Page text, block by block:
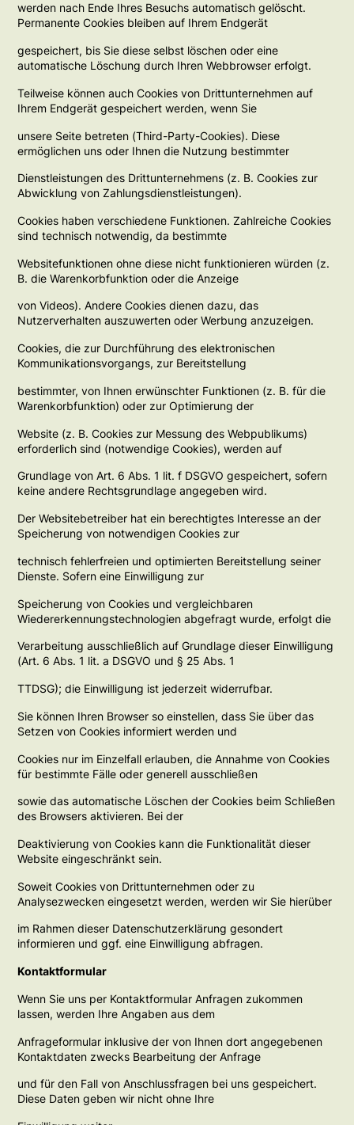
werden nach Ende Ihres Besuchs automatisch gelöscht.
Permanente Cookies bleiben auf Ihrem Endgerät
gespeichert, bis Sie diese selbst löschen oder eine
automatische Löschung durch Ihren Webbrowser erfolgt.
Teilweise können auch Cookies von Drittunternehmen auf
Ihrem Endgerät gespeichert werden, wenn Sie
unsere Seite betreten (Third-Party-Cookies). Diese
ermöglichen uns oder Ihnen die Nutzung bestimmter
Dienstleistungen des Drittunternehmens (z. B. Cookies zur
Abwicklung von Zahlungsdienstleistungen).
Cookies haben verschiedene Funktionen. Zahlreiche Cookies
sind technisch notwendig, da bestimmte
Websitefunktionen ohne diese nicht funktionieren würden (z.
B. die Warenkorbfunktion oder die Anzeige
von Videos). Andere Cookies dienen dazu, das
Nutzerverhalten auszuwerten oder Werbung anzuzeigen.
Cookies, die zur Durchführung des elektronischen
Kommunikationsvorgangs, zur Bereitstellung
bestimmter, von Ihnen erwünschter Funktionen (z. B. für die
Warenkorbfunktion) oder zur Optimierung der
Website (z. B. Cookies zur Messung des Webpublikums)
erforderlich sind (notwendige Cookies), werden auf
Grundlage von Art. 6 Abs. 1 lit. f DSGVO gespeichert, sofern
keine andere Rechtsgrundlage angegeben wird.
Der Websitebetreiber hat ein berechtigtes Interesse an der
Speicherung von notwendigen Cookies zur
technisch fehlerfreien und optimierten Bereitstellung seiner
Dienste. Sofern eine Einwilligung zur
Speicherung von Cookies und vergleichbaren
Wiedererkennungstechnologien abgefragt wurde, erfolgt die
Verarbeitung ausschließlich auf Grundlage dieser Einwilligung
(Art. 6 Abs. 1 lit. a DSGVO und § 25 Abs. 1
TTDSG); die Einwilligung ist jederzeit widerrufbar.
Sie können Ihren Browser so einstellen, dass Sie über das
Setzen von Cookies informiert werden und
Cookies nur im Einzelfall erlauben, die Annahme von Cookies
für bestimmte Fälle oder generell ausschließen
sowie das automatische Löschen der Cookies beim Schließen
des Browsers aktivieren. Bei der
Deaktivierung von Cookies kann die Funktionalität dieser
Website eingeschränkt sein.
Soweit Cookies von Drittunternehmen oder zu
Analysezwecken eingesetzt werden, werden wir Sie hierüber
im Rahmen dieser Datenschutzerklärung gesondert
informieren und ggf. eine Einwilligung abfragen.
Kontaktformular
Wenn Sie uns per Kontaktformular Anfragen zukommen
lassen, werden Ihre Angaben aus dem
Anfrageformular inklusive der von Ihnen dort angegebenen
Kontaktdaten zwecks Bearbeitung der Anfrage
und für den Fall von Anschlussfragen bei uns gespeichert.
Diese Daten geben wir nicht ohne Ihre